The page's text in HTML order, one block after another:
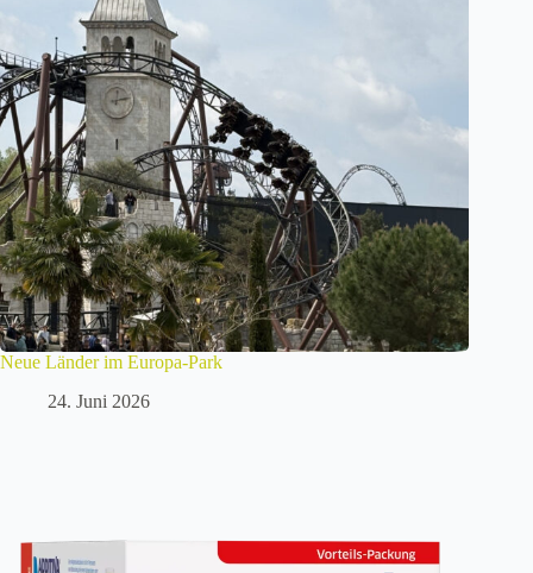
Neue Länder im Europa-Park
24. Juni 2026